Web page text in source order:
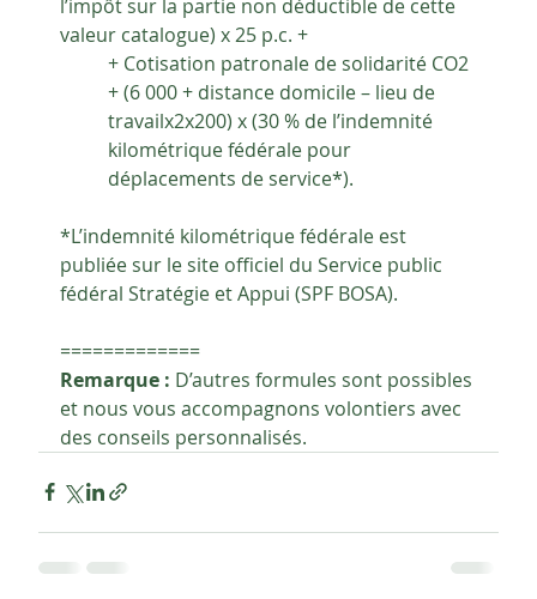
l’impôt sur la partie non déductible de cette
valeur catalogue) x 25 p.c. +
+ Cotisation patronale de solidarité CO2
+ (6 000 + distance domicile – lieu de
travailx2x200) x (30 % de l’indemnité
kilométrique fédérale pour
déplacements de service*).
*L’indemnité kilométrique fédérale est
publiée sur le site officiel du Service public
fédéral Stratégie et Appui (SPF BOSA).
=============
Remarque : D’autres formules sont possibles
et nous vous accompagnons volontiers avec
des conseils personnalisés.